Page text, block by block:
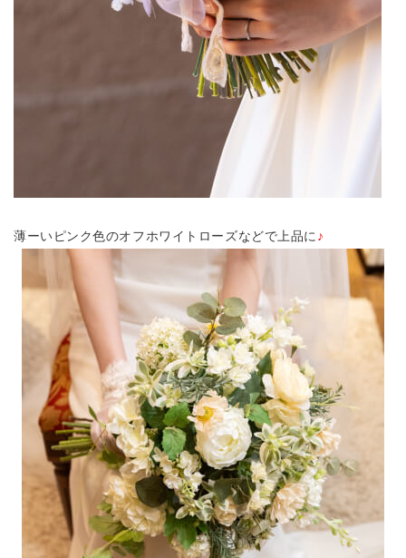
薄ーいピンク色のオフホワイトローズなどで上品に ♪